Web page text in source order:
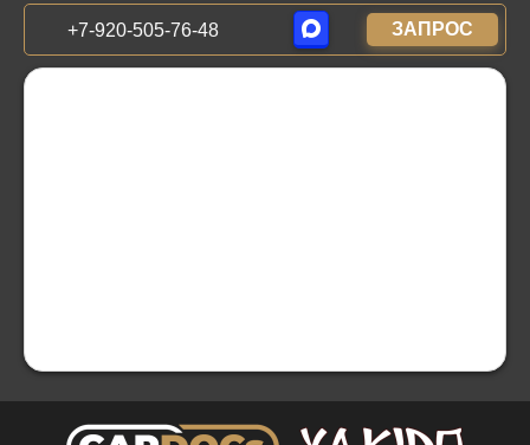
+7-920-505-76-48 ЗАПРОС